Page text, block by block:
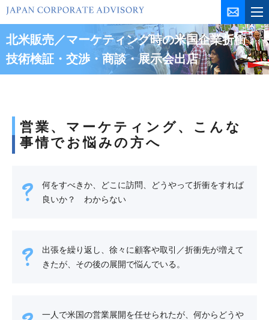
コ
テ
ツ
北米販売／マーケティング時の米国企業折衝・
技術検証・交渉・商談・展示会出店
営業、マーケティング、こんな
事情でお悩みの方へ
何をすべきか、どこに訪問、どうやって折衝をすれば
良いか？ わからない
出張を繰り返し、徐々に顧客や取引／折衝先が増えて
きたが、その後の展開で悩んでいる。
一人で米国の営業展開を任せられたが、何からどうや